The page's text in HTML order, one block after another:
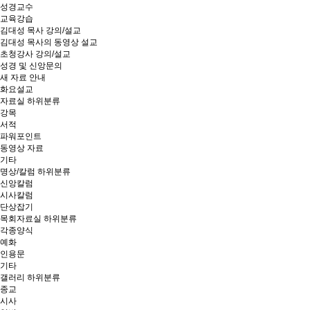
성경교수
교육강습
김대성 목사 강의/설교
김대성 목사의 동영상 설교
초청강사 강의/설교
성경 및 신앙문의
새 자료 안내
화요설교
자료실 하위분류
강목
서적
파워포인트
동영상 자료
기타
명상/칼럼 하위분류
신앙칼럼
시사칼럼
단상잡기
목회자료실 하위분류
각종양식
예화
인용문
기타
갤러리 하위분류
종교
시사